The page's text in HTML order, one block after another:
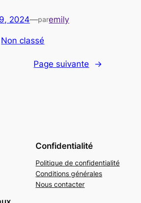
2024—paremily
Non classé
Page suivante →
Confidentialité
Politique de confidentialité
Conditions générales
Nous contacter